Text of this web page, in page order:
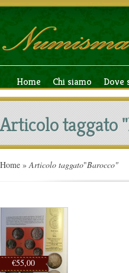
Home Chi siamo Dove
Articolo taggato
Home » Articolo taggato"Barocco"
€55,00